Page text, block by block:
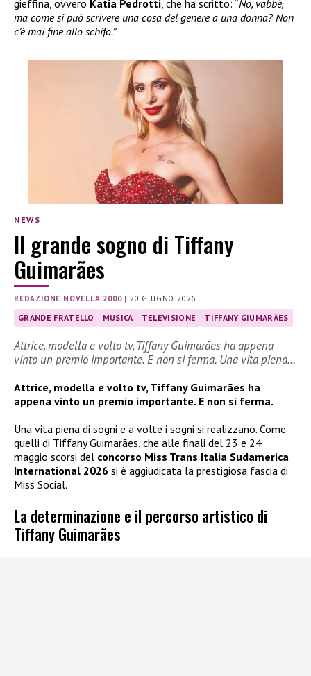
gieffina, ovvero Katia Pedrotti , che ha scritto: “No, vabbè,
ma come si può scrivere una cosa del genere a una donna? Non
c’è mai fine allo schifo.”
NEWS
Il grande sogno di Tiffany
Guimarães
REDAZIONE NOVELLA 2000|20 GIUGNO 2026
GRANDE FRATELLO MUSICA TELEVISIONE TIFFANY GIUMARÃES
Attrice, modella e volto tv, Tiffany Guimarães ha appena
vinto un premio importante. E non si ferma. Una vita piena…
Attrice, modella e volto tv, Tiffany Guimarães ha
appena vinto un premio importante. E non si ferma.
Una vita piena di sogni e a volte i sogni si realizzano. Come
quelli di Tiffany Guimarães, che alle finali del 23 e 24
maggio scorsi del concorso Miss Trans Italia Sudamerica
International 2026 si è aggiudicata la prestigiosa fascia di
Miss Social.
La determinazione e il percorso artistico di
Tiffany Guimarães